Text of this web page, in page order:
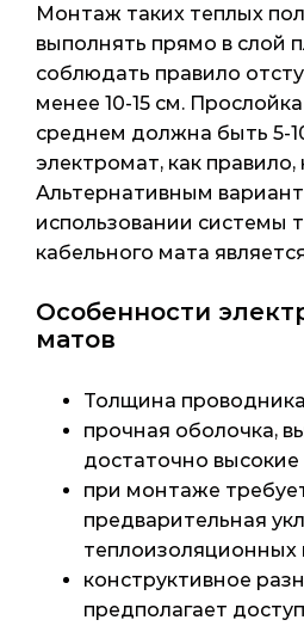
Монтаж таких теплых
выполнять прямо в слой
соблюдать правило
менее 10-15 см.
среднем должна быть 5-
электромат, как правило,
Альтернативным
использовании системы
кабельного мата
Особенности
матов
Толщина
прочная оболочка,
достаточно
при монтаже
предварительная
теплоизоляционных
конструктивное
предполагает